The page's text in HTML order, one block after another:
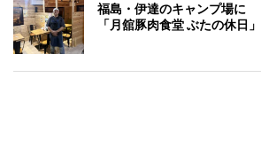
福島・伊達のキャンプ場に
「月舘豚肉食堂 ぶたの休日」